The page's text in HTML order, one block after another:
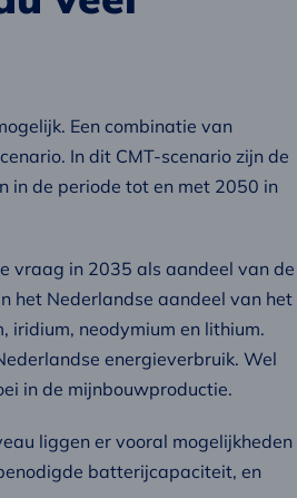
Een combinatie van
In dit CMT-scenario zijn de
in de periode tot en met 2050 in
vraag in 2035 als aandeel van de
het Nederlandse aandeel van het
iridium, neodymium en lithium.
energieverbruik. Wel
in de mijnbouwproductie.
liggen er vooral mogelijkheden
batterijcapaciteit, en